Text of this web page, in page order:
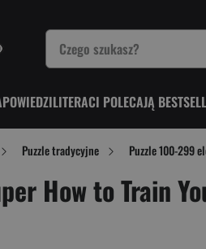
LITERACI POLECAJĄ
Puzzle tradycyjne Puzzle 100-299
How to Train